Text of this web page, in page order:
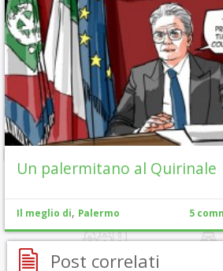
Un palermitano al Quirinale
Il meglio di, Palermo 5
Post correlati